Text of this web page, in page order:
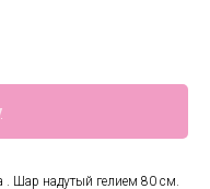
. Шар надутый гелием 80 см.